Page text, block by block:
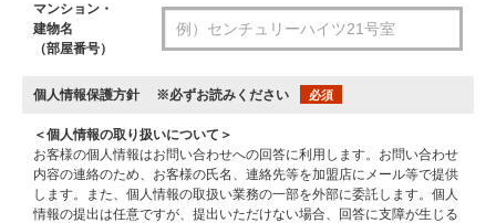
マンション・
建物名
（部屋番号）
個人情報保護方針 ※必ずお読みください 必須
＜個人情報の取り扱いについて＞
お客様の個人情報はお問い合わせへの回答に利用します。お問い合わせ
内容の連絡のため、お客様の氏名、連絡先等を加盟店にメール等で提供
します。また、個人情報の取扱い業務の一部を外部に委託します。個人
情報の提出は任意ですが、提出いただけない場合、回答に支障が生じる